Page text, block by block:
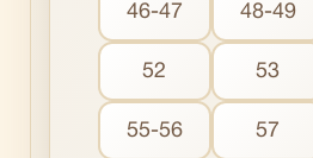
46-47 48-49
52 53
55-56 57